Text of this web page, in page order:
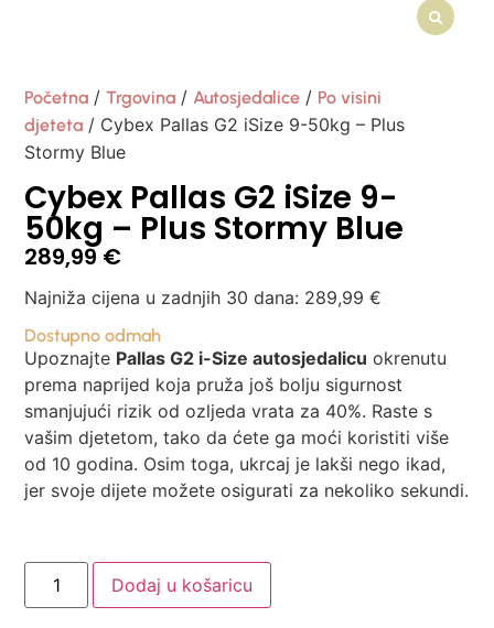
Početna /Trgovina /Autosjedalice / Po visini
djeteta / Cybex Pallas G2 iSize 9-50kg – Plus
Stormy Blue
Cybex Pallas G2 iSize 9-
50kg – Plus Stormy Blue
289,99 €
Najniža cijena u zadnjih 30 dana: 289,99€
Dostupno odmah
Upoznajte Pallas G2 i-Size autosjedalicu okrenutu
prema naprijed koja pruža još bolju sigurnost
smanjujući rizik od ozljeda vrata za 40%. Raste s
vašim djetetom, tako da ćete ga moći koristiti više
od 10 godina. Osim toga, ukrcaj je lakši nego ikad,
jer svoje dijete možete osigurati za nekoliko sekundi.
Dodaj u košaricu